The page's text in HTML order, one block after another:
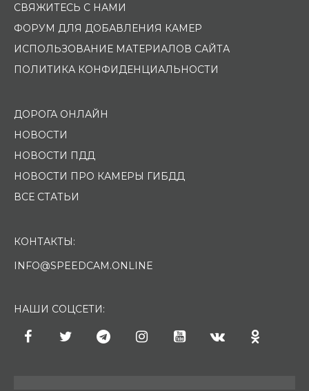
СВЯЖИТЕСЬ С НАМИ
ФОРУМ ДЛЯ ДОБАВЛЕНИЯ КАМЕР
ИСПОЛЬЗОВАНИЕ МАТЕРИАЛОВ САЙТА
ПОЛИТИКА КОНФИДЕНЦИАЛЬНОСТИ
ДОРОГА ОНЛАЙН
НОВОСТИ
НОВОСТИ ПДД
НОВОСТИ ПРО КАМЕРЫ ГИБДД
ВСЕ СТАТЬИ
КОНТАКТЫ:
INFO@SPEEDCAM.ONLINE
НАШИ СОЦСЕТИ: